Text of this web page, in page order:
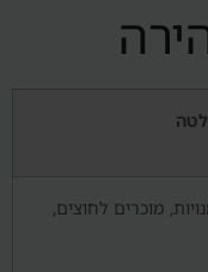
מוכרים לחוצים,